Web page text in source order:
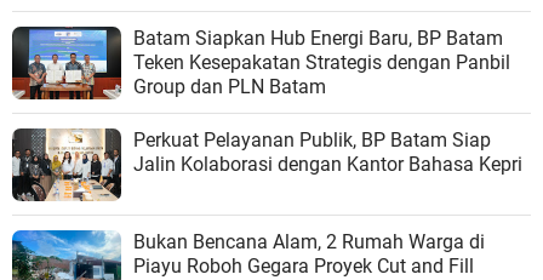
Batam Siapkan Hub Energi Baru, BP Batam
Teken Kesepakatan Strategis dengan Panbil
Group dan PLN Batam
Perkuat Pelayanan Publik, BP Batam Siap
Jalin Kolaborasi dengan Kantor Bahasa Kepri
Bukan Bencana Alam, 2 Rumah Warga di
Piayu Roboh Gegara Proyek Cut and Fill